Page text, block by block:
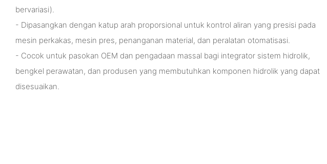
bervariasi).
- Dipasangkan dengan katup arah proporsional untuk kontrol aliran yang presisi pada
mesin perkakas, mesin pres, penanganan material, dan peralatan otomatisasi.
- Cocok untuk pasokan OEM dan pengadaan massal bagi integrator sistem hidrolik,
bengkel perawatan, dan produsen yang membutuhkan komponen hidrolik yang dapat
disesuaikan.